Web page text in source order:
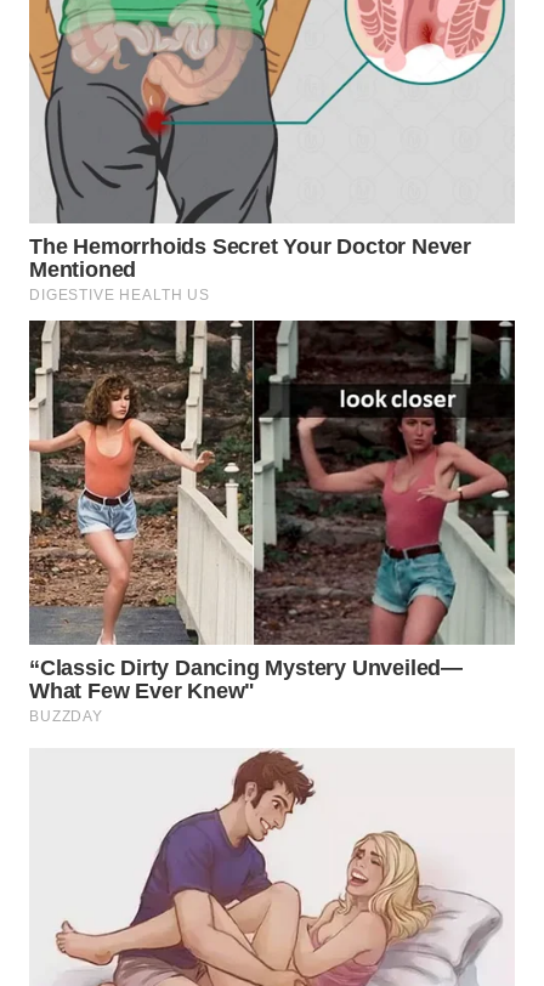
WN
CIANJUR
KEPULAUAN
SERIBU
WN
TANGERANG
BINJAI
WN
CIREBON
WN
INDRAMAYU
WN
KUNINGAN
WN
MAJALENGKA
WN
PURWAKARTA